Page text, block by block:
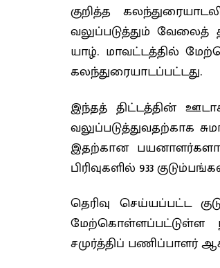
குறித்த
வலுப்படுத்தும் வேலைத்
யாழ். மாவட்டத்தில்
கலந்துரையாடப்பட்டது.
இந்தத் திட்டத்தின்
வலுப்படுத்துவதற்காக
இதற்கான
பிரிவுகளில் 933
தெரிவு செய்யப்பட்ட
மேற்கொள்ளப்பட்டுள்ள
சமுர்த்திப் பணிப்பாளர்